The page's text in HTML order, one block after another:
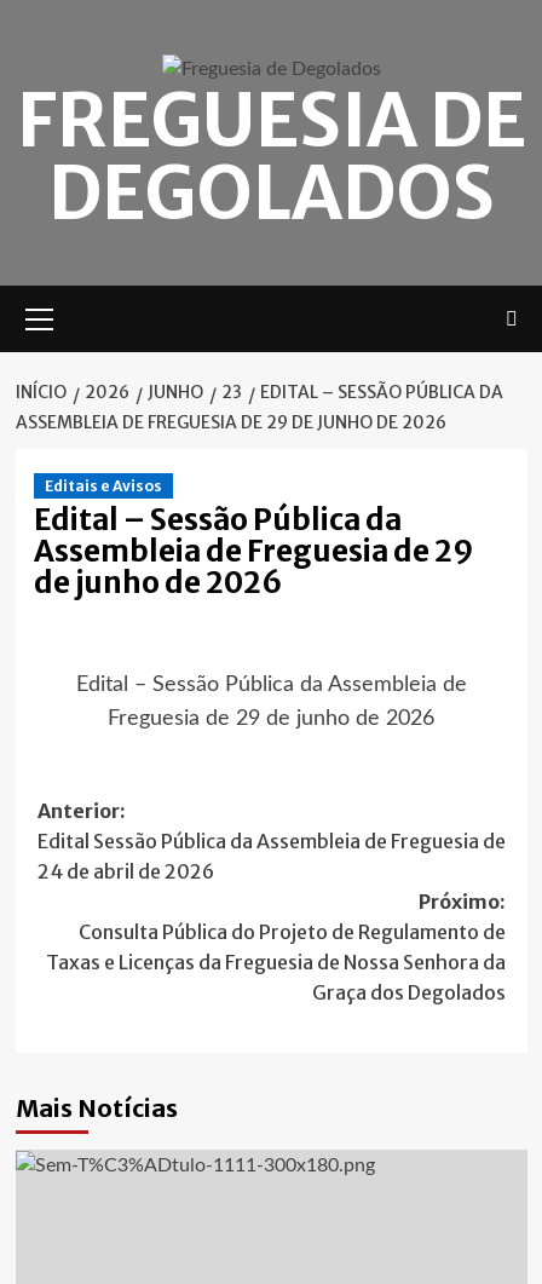
FREGUESIA DE
DEGOLADOS
principal
INÍCIO 2026 JUNHO 23
EDITAL – SESSÃO PÚBLICA DA
ASSEMBLEIA DE FREGUESIA DE 29 DE JUNHO DE 2026
Editais e Avisos
Edital – Sessão Pública da
Assembleia de Freguesia de 29
de junho de 2026
Edital – Sessão Pública da Assembleia de
Freguesia de 29 de junho de 2026
Navegação
de
Anterior:
Edital Sessão Pública da Assembleia de Freguesia de
24 de abril de 2026
Próximo:
Consulta Pública do Projeto de Regulamento de
Taxas e Licenças da Freguesia de Nossa Senhora da
Graça dos Degolados
Mais Notícias